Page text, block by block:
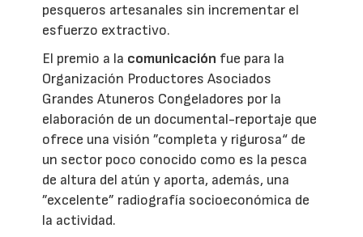
pesqueros artesanales sin incrementar el
esfuerzo extractivo.
El premio a la comunicación fue para la
Organización Productores Asociados
Grandes Atuneros Congeladores por la
elaboración de un documental-reportaje que
ofrece una visión ”completa y rigurosa“ de
un sector poco conocido como es la pesca
de altura del atún y aporta, además, una
”excelente” radiografía socioeconómica de
la actividad.